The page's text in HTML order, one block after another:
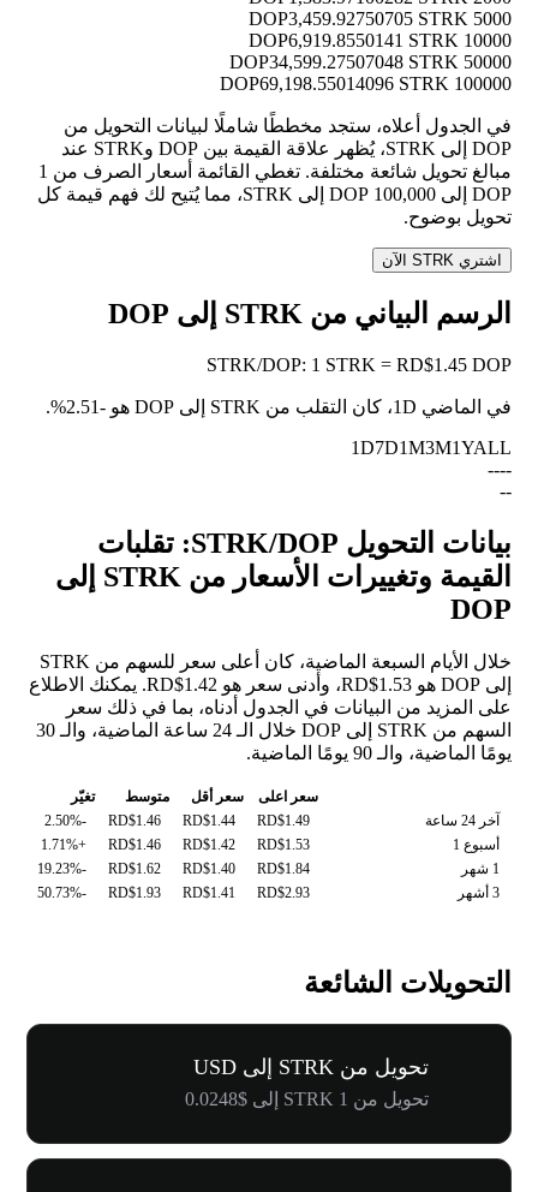
5000 DOP
3,459.92750705 STRK
10000 DOP
6,919.8550141 STRK
50000 DOP
34,599.27507048 STRK
100000 DOP
69,198.55014096 STRK
في الجدول أعلاه، ستجد مخططًا شاملًا لبيانات التحويل من
DOP إلى STRK، يُظهر علاقة القيمة بين DOP وSTRK عند
مبالغ تحويل شائعة مختلفة. تغطي القائمة أسعار الصرف من 1
DOP إلى 100,000 DOP إلى STRK، مما يُتيح لك فهم قيمة كل
تحويل بوضوح.
اشتري STRK الآن
الرسم البياني من STRK إلى DOP
STRK/DOP: 1 STRK = RD$1.45 DOP
في الماضي 1D، كان التقلب من STRK إلى DOP هو -2.51%
.
1D7D1M3M1YALL
--
--
--
بيانات التحويل STRK/DOP: تقلبات
القيمة وتغييرات الأسعار من STRK إلى
DOP
خلال الأيام السبعة الماضية، كان أعلى سعر للسهم من STRK
إلى DOP هو RD$1.53، وأدنى سعر هو RD$1.42. يمكنك الاطلاع
على المزيد من البيانات في الجدول أدناه، بما في ذلك سعر
السهم من STRK إلى DOP خلال الـ 24 ساعة الماضية، والـ 30
يومًا الماضية، والـ 90 يومًا الماضية.
سعر اعلى سعر أقل متوسط
تغيّر
آخر 24 ساعة
RD$1.49
RD$1.44
RD$1.46
-2.50%
أسبوع 1
RD$1.53
RD$1.42
RD$1.46
+1.71%
1 شهر
RD$1.84
RD$1.40
RD$1.62
-19.23%
3 أشهر
RD$2.93
RD$1.41
RD$1.93
-50.73%
التحويلات الشائعة
تحويل من STRK إلى USD
تحويل من 1 STRK إلى $0.0248